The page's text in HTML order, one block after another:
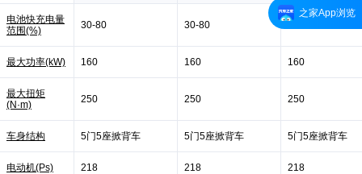
电池快充电量
范围(%)
30-80 30-80
最大功率(kW) 160 160 160
最大扭矩
(N·m)
250 250 250
车身结构 5门5座掀背车 5门5座掀背车 5门5座掀背车
电动机(Ps) 218 218 218
之家App浏览